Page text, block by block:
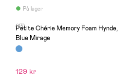
På lager
(13)
Petite Chérie Memory Foam Hynde,
Blue Mirage
129 kr